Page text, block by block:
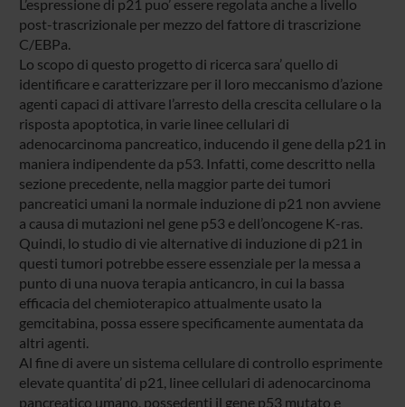
L’espressione di p21 puo’ essere regolata anche a livello
post-trascrizionale per mezzo del fattore di trascrizione
C/EBPa.
Lo scopo di questo progetto di ricerca sara’ quello di
identificare e caratterizzare per il loro meccanismo d’azione
agenti capaci di attivare l’arresto della crescita cellulare o la
risposta apoptotica, in varie linee cellulari di
adenocarcinoma pancreatico, inducendo il gene della p21 in
maniera indipendente da p53. Infatti, come descritto nella
sezione precedente, nella maggior parte dei tumori
pancreatici umani la normale induzione di p21 non avviene
a causa di mutazioni nel gene p53 e dell’oncogene K-ras.
Quindi, lo studio di vie alternative di induzione di p21 in
questi tumori potrebbe essere essenziale per la messa a
punto di una nuova terapia anticancro, in cui la bassa
efficacia del chemioterapico attualmente usato la
gemcitabina, possa essere specificamente aumentata da
altri agenti.
Al fine di avere un sistema cellulare di controllo esprimente
elevate quantita’ di p21, linee cellulari di adenocarcinoma
pancreatico umano, possedenti il gene p53 mutato e